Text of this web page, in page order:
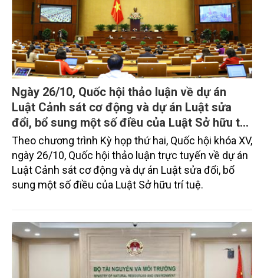
Ngày 26/10, Quốc hội thảo luận về dự án
Luật Cảnh sát cơ động và dự án Luật sửa
đổi, bổ sung một số điều của Luật Sở hữu trí
tuệ
Theo chương trình Kỳ họp thứ hai, Quốc hội khóa XV,
ngày 26/10, Quốc hội thảo luận trực tuyến về dự án
Luật Cảnh sát cơ động và dự án Luật sửa đổi, bổ
sung một số điều của Luật Sở hữu trí tuệ.